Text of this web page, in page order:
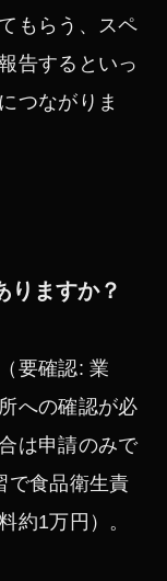
もらう、スペ
告するといっ
つながりま
りますか？
要確認: 業
への確認が必
は申請のみで
で食品衛生責
約1万円）。